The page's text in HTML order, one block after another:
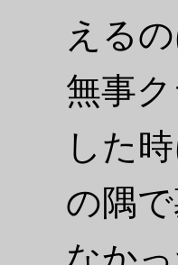
える
無事
した
の隅